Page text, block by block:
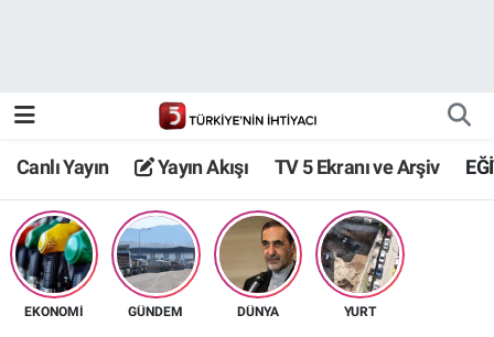
Canlı Yayın Yayın Akışı TV 5 Ekranı ve Arşiv
EKONOMİ GÜNDEM DÜNYA YURT
TV 5 Ekranı ve Arşiv